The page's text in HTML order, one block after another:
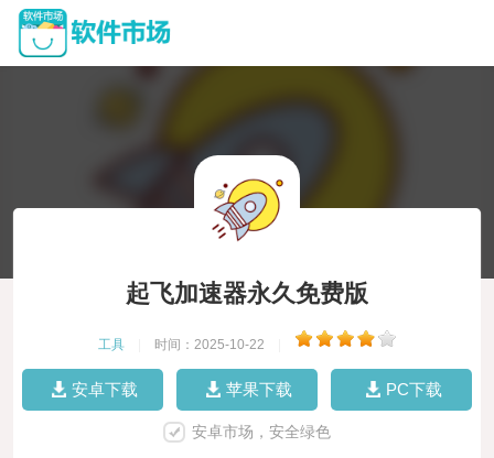
起飞加速器永久免费版
工具 时间：2025-10-22
安卓下载 苹果下载 PC下载
安卓市场，安全绿色